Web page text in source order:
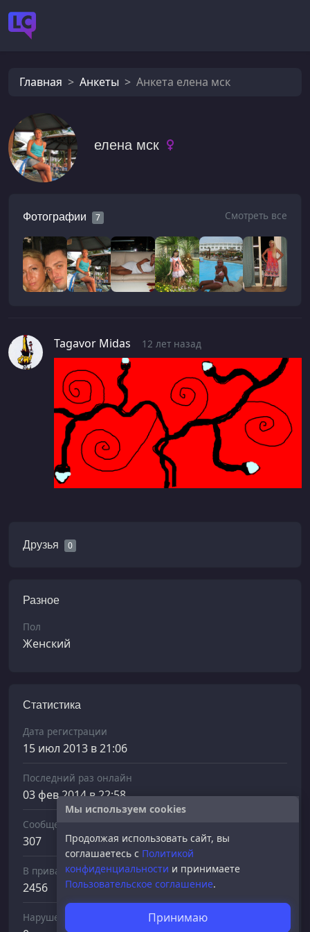
Главная Анкеты Анкета елена мск
елена мск
Фотографии 7 Смотреть все
Tagavor Midas 12 лет назад
Друзья 0
Разное
Пол
Женский
Статистика
Дата регистрации
15 июл 2013 в 21:06
Последний раз онлайн
03 фев 2014 в 22:58
Сообщений отправлено
307
В приват
2456
Нарушений
Мы используем cookies
Продолжая использовать сайт, вы
соглашаетесь с Политикой
конфиденциальности и принимаете
Пользовательское соглашение.
Принимаю